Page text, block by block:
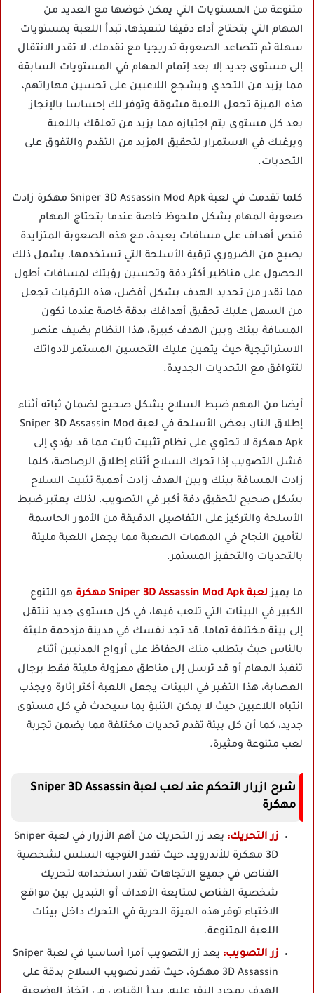
متنوعة من المستويات التي يمكن خوضها مع العديد من
المهام التي بتحتاج أداء دقيقا لتنفيذها، تبدأ اللعبة بمستويات
سهلة ثم تتصاعد الصعوبة تدريجيا مع تقدمك، لا تقدر الانتقال
إلى مستوى جديد إلا بعد إتمام المهام في المستويات السابقة
مما يزيد من التحدي ويشجع اللاعبين على تحسين مهاراتهم،
هذه الميزة تجعل اللعبة مشوقة وتوفر لك إحساسا بالإنجاز
بعد كل مستوى يتم اجتيازه مما يزيد من تعلقك باللعبة
ويرغبك في الاستمرار لتحقيق المزيد من التقدم والتفوق على
التحديات.
كلما تقدمت في لعبة Sniper 3D Assassin Mod Apk مهكرة زادت
صعوبة المهام بشكل ملحوظ خاصة عندما بتحتاج المهام
قنص أهداف على مسافات بعيدة، مع هذه الصعوبة المتزايدة
يصبح من الضروري ترقية الأسلحة التي تستخدمها، يشمل ذلك
الحصول على مناظير أكثر دقة وتحسين رؤيتك لمسافات أطول
مما تقدر من تحديد الهدف بشكل أفضل، هذه الترقيات تجعل
من السهل عليك تحقيق أهدافك بدقة خاصة عندما تكون
المسافة بينك وبين الهدف كبيرة، هذا النظام يضيف عنصر
الاستراتيجية حيث يتعين عليك التحسين المستمر لأدواتك
لتتوافق مع التحديات الجديدة.
أيضا من المهم ضبط السلاح بشكل صحيح لضمان ثباته أثناء
إطلاق النار، بعض الأسلحة في لعبة Sniper 3D Assassin Mod
Apk مهكرة لا تحتوي على نظام تثبيت ثابت مما قد يؤدي إلى
فشل التصويب إذا تحرك السلاح أثناء إطلاق الرصاصة، كلما
زادت المسافة بينك وبين الهدف زادت أهمية تثبيت السلاح
بشكل صحيح لتحقيق دقة أكبر في التصويب، لذلك يعتبر ضبط
الأسلحة والتركيز على التفاصيل الدقيقة من الأمور الحاسمة
لتأمين النجاح في المهمات الصعبة مما يجعل اللعبة مليئة
بالتحديات والتحفيز المستمر.
ما يميزلعبة Sniper 3D Assassin Mod Apk مهكرة
هو التنوع
الكبير في البيئات التي تلعب فيها، في كل مستوى جديد تنتقل
إلى بيئة مختلفة تماما، قد تجد نفسك في مدينة مزدحمة مليئة
بالناس حيث يتطلب منك الحفاظ على أرواح المدنيين أثناء
تنفيذ المهام أو قد ترسل إلى مناطق معزولة مليئة فقط برجال
العصابة، هذا التغير في البيئات يجعل اللعبة أكثر إثارة ويجذب
انتباه اللاعبين حيث لا يمكن التنبؤ بما سيحدث في كل مستوى
جديد، كما أن كل بيئة تقدم تحديات مختلفة مما يضمن تجربة
لعب متنوعة ومثيرة.
شرح ازرار التحكم عند لعب لعبة Sniper 3D Assassin
مهكرة
زر التحريك:
يعد زر التحريك من أهم الأزرار في لعبة Sniper
3D مهكرة للأندرويد، حيث تقدر التوجيه السلس لشخصية
القناص في جميع الاتجاهات تقدر استخدامه لتحريك
شخصية القناص لمتابعة الأهداف أو التبديل بين مواقع
الاختباء توفر هذه الميزة الحرية في التحرك داخل بيئات
اللعبة المتنوعة.
زر التصويب:
يعد زر التصويب أمرا أساسيا في لعبة Sniper
3D Assassin مهكرة، حيث تقدر تصويب السلاح بدقة على